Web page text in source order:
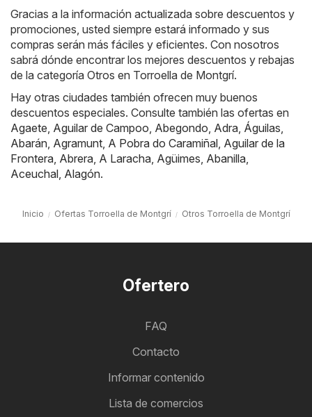
Gracias a la información actualizada sobre descuentos y
promociones, usted siempre estará informado y sus
compras serán más fáciles y eficientes. Con nosotros
sabrá dónde encontrar los mejores descuentos y rebajas
de la categoría Otros en Torroella de Montgrí.
Hay otras ciudades también ofrecen muy buenos
descuentos especiales. Consulte también las ofertas en
Agaete, Aguilar de Campoo, Abegondo, Adra, Águilas,
Abarán, Agramunt, A Pobra do Caramiñal, Aguilar de la
Frontera, Abrera, A Laracha, Agüimes, Abanilla,
Aceuchal, Alagón.
Inicio Ofertas Torroella de Montgrí Otros Torroella de Montgrí
Ofertero
FAQ
Contacto
Informar contenido
Lista de comercios